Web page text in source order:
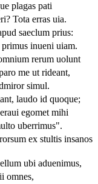
plagas pati
Tota erras uia.
saeclum prius:
inueni uiam.
rerum uolunt
me ut rideant,
simul.
laudo id quoque;
egomet mihi
uberrimus".
ex stultis insanos
ubi aduenimus,
omnes,